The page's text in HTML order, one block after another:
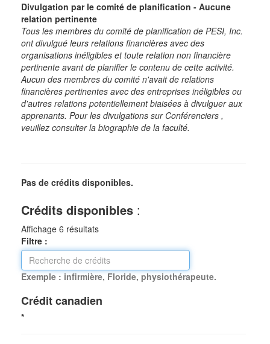
Divulgation par le comité de planification - Aucune
relation pertinente
Tous les membres du comité de planification de PESI, Inc.
ont divulgué leurs relations financières avec des
organisations inéligibles et toute relation non financière
pertinente avant de planifier le contenu de cette activité.
Aucun des membres du comité n'avait de relations
financières pertinentes avec des entreprises inéligibles ou
d'autres relations potentiellement biaisées à divulguer aux
apprenants. Pour les divulgations sur Conférenciers ,
veuillez consulter la biographie de la faculté.
Pas de crédits disponibles.
Crédits disponibles :
Affichage 6 résultats
Filtre :
Exemple : infirmière, Floride, physiothérapeute.
Crédit canadien
*